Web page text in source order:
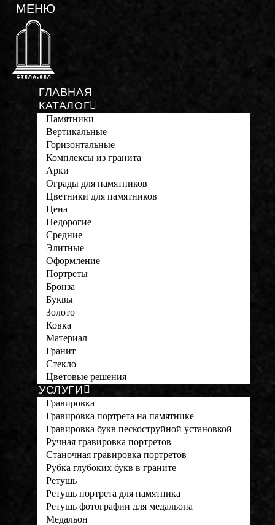
ГЛАВНАЯ
КАТАЛОГ
Памятники
Вертикальные
Горизонтальные
Комплексы из гранита
Арки
Ограды для памятников
Цветники для памятников
Цена
Недорогие
Средние
Элитные
Оформление
Портреты
Бронза
Буквы
Золото
Ковка
Материал
Гранит
Стекло
Цветовые решения
УСЛУГИ
Гравировка
Гравировка портрета на памятнике
Гравировка букв пескоструйной установкой
Ручная гравировка портретов
Станочная гравировка портретов
Рубка глубоких букв в граните
Ретушь
Ретушь портрета для памятника
Ретушь фотографии для медальона
Медальон